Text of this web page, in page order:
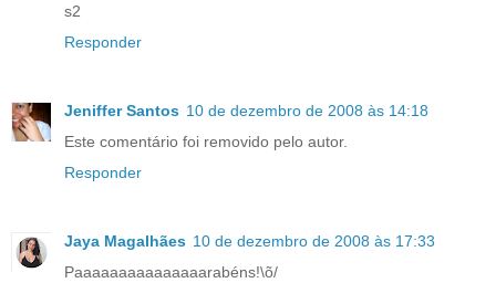
s2
Responder
Jeniffer Santos 10 de dezembro de 2008 às 14:18
Este comentário foi removido pelo autor.
Responder
Jaya Magalhães 10 de dezembro de 2008 às 17:33
Paaaaaaaaaaaaaaarabéns!\õ/